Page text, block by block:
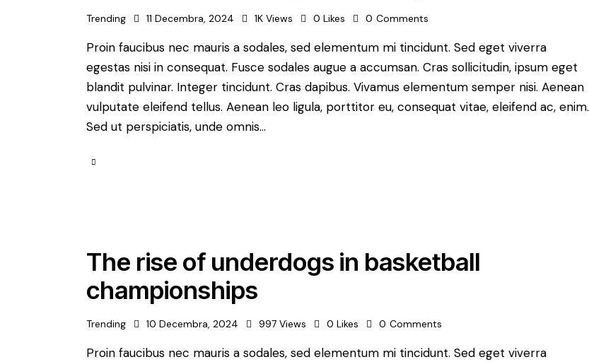
Trending 11 Decembra, 2024 1K Views 0 Likes 0 Comments
Proin faucibus nec mauris a sodales, sed elementum mi tincidunt. Sed eget viverra
egestas nisi in consequat. Fusce sodales augue a accumsan. Cras sollicitudin, ipsum eget
blandit pulvinar. Integer tincidunt. Cras dapibus. Vivamus elementum semper nisi. Aenean
vulputate eleifend tellus. Aenean leo ligula, porttitor eu, consequat vitae, eleifend ac, enim.
Sed ut perspiciatis, unde omnis…
The rise of underdogs in basketball
championships
Trending 10 Decembra, 2024 997 Views 0 Likes 0 Comments
Proin faucibus nec mauris a sodales, sed elementum mi tincidunt. Sed eget viverra